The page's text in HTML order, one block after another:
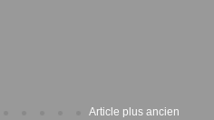
Article plus ancien